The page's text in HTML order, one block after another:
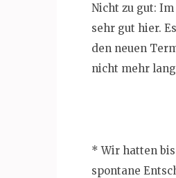
Nicht zu gut:
sehr gut hier.
den neuen
nicht mehr
* Wir hatten
spontane